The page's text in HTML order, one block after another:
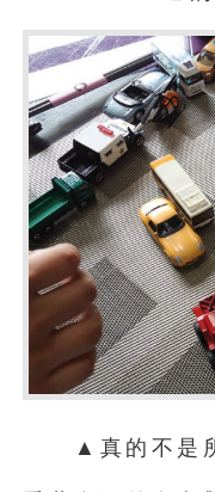
▲真的不是